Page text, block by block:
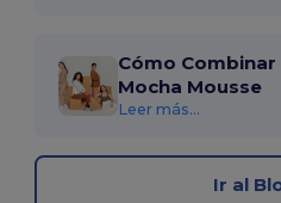
Cómo
Mocha Mousse
Leer más...
Ir al